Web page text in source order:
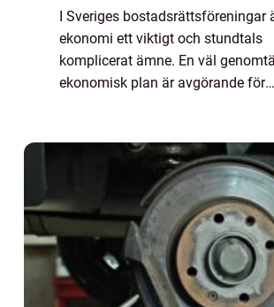
I Sveriges bostadsrättsföreningar
ekonomi ett viktigt och stundtals
komplicerat ämne. En väl
ekonomisk plan är avgörande för